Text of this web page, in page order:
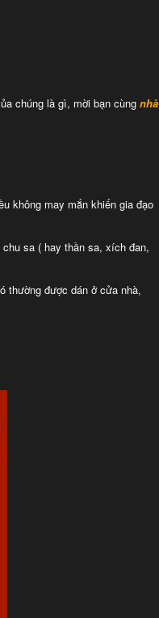
chúng là gì, mời bạn cùng nhà
không may mắn khiến gia đạo
sa ( hay thần sa, xích đan,
thường được dán ở cửa nhà,